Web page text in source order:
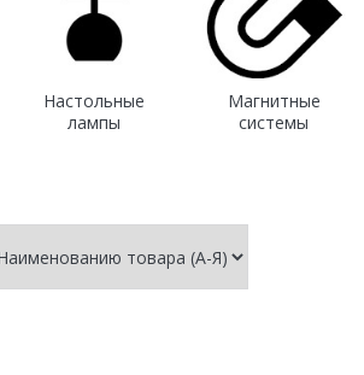
Настольные
лампы
Магнитные
системы